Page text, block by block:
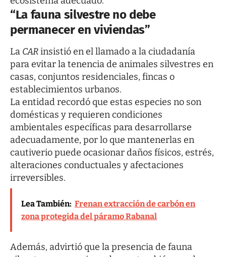
“La fauna silvestre no debe
permanecer en viviendas”
La CARinsistió en el llamado a la ciudadanía
para evitar la tenencia de animales silvestres en
casas, conjuntos residenciales, fincas o
establecimientos urbanos.
La entidad recordó que estas especies no son
domésticas y requieren condiciones
ambientales específicas para desarrollarse
adecuadamente, por lo que mantenerlas en
cautiverio puede ocasionar daños físicos, estrés,
alteraciones conductuales y afectaciones
irreversibles.
Lea También: Frenan extracción de carbón en
zona protegida del páramo Rabanal
Además, advirtió que la presencia de fauna